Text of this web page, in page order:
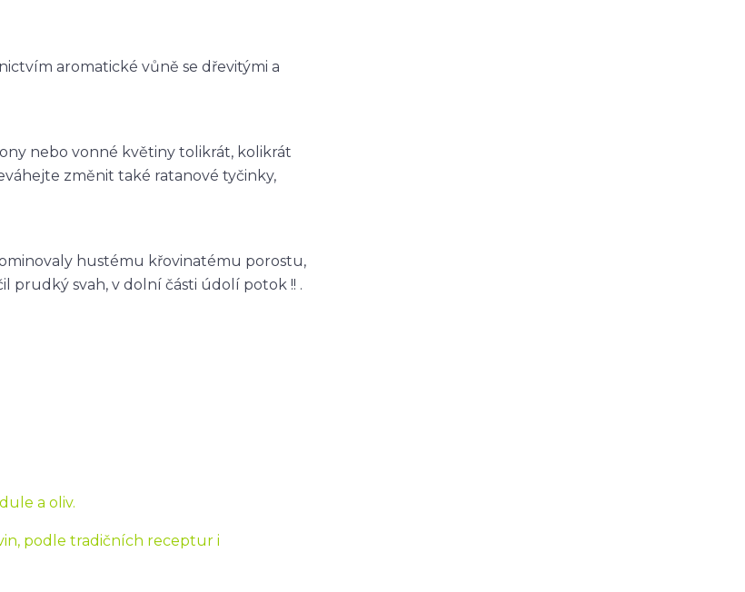
aromatické vůně se dřevitými a
nebo vonné květiny tolikrát, kolikrát
změnit také ratanové tyčinky,
hustému křovinatému porostu,
prudký svah, v dolní části údolí potok !! .
a oliv.
podle tradičních receptur i